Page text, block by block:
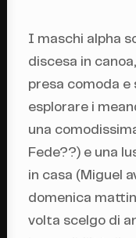
I maschi alpha
discesa in
presa comoda e
esplorare i
una
Fede??) e una
in casa (Miguel
domenica
volta scelgo di